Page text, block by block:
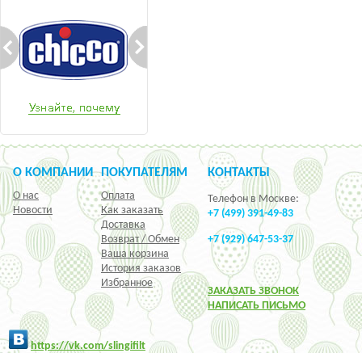
О КОМПАНИИ
О нас
Новости
ПОКУПАТЕЛЯМ
Оплата
Как заказать
Доставка
Возврат / Обмен
Ваша корзина
История заказов
Избранное
КОНТАКТЫ
Телефон в Москве:
+7 (499) 391-49-83
+7 (929) 647-53-37
ЗАКАЗАТЬ ЗВОНОК
НАПИСАТЬ ПИСЬМО
https://vk.com/slingifilt